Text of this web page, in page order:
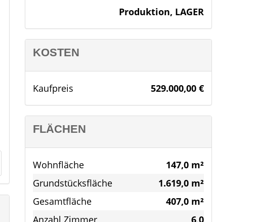
Produktion, LAGER
KOSTEN
Kaufpreis 529.000,00 €
FLÄCHEN
Wohnfläche
147,0 m²
Grundstücksfläche
1.619,0 m²
Gesamtfläche
407,0 m²
Anzahl Zimmer
6,0